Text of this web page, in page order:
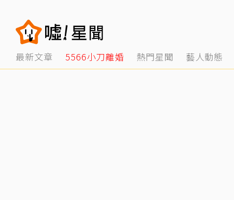
最新文章 5566小刀離婚 熱門星聞 藝人動態